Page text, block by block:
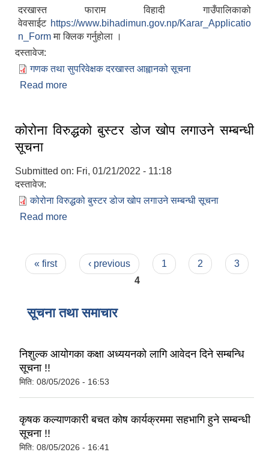
दरखास्त फाराम विहादी गाउँपालिकाको
वेवसाईट https://www.bihadimun.gov.np/Karar_Applicatio
n_Formमा क्लिक गर्नुहोला ।
दस्तावेज:
गणक तथा सुपरिवेक्षक दरखास्त आह्वानको सूचना
Read more
कोरोना विरुद्धको बुस्टर डोज खोप लगाउने सम्बन्धी
सूचना
Submitted on: Fri, 01/21/2022 - 11:18
दस्तावेज:
कोरोना विरुद्धको बुस्टर डोज खोप लगाउने सम्बन्धी सूचना
Read more
Pages
« first ‹ previous 1 2
3
4
सूचना तथा समाचार
निशुल्क आयोगका कक्षा अध्ययनको लागि आवेदन दिने सम्बन्धि
सूचना !!
मिति: 08/05/2026 - 16:53
कृषक कल्याणकारी बचत कोष कार्यक्रममा सहभागि हुने सम्बन्धी
सूचना !!
मिति: 08/05/2026 - 16:41